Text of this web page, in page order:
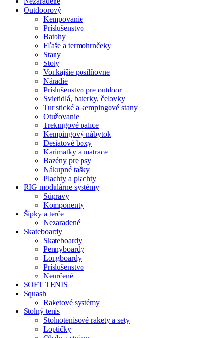
Outdoorový
Kempovanie
Príslušenstvo
Batohy
Fľaše a termohrnčeky
Stany
Stoly
Vonkajšie posilňovne
Náradie
Príslušenstvo pre outdoor
Svietidlá, baterky, čelovky
Turistické a kempingové stany
Otužovanie
Trekingové palice
Kempingový nábytok
Desiatové boxy
Karimatky a matrace
Bazény pre psy
Nákupné tašky
Plachty a plachty
RIG modulárne systémy
Súpravy
Komponenty
Šípky a terče
Nezaradené
Skateboardy
Skateboardy
Pennyboardy
Longboardy
Príslušenstvo
Neurčené
SOFT TENIS
Squash
Raketové systémy
Stolný tenis
Stolnotenisové rakety a sety
Loptičky